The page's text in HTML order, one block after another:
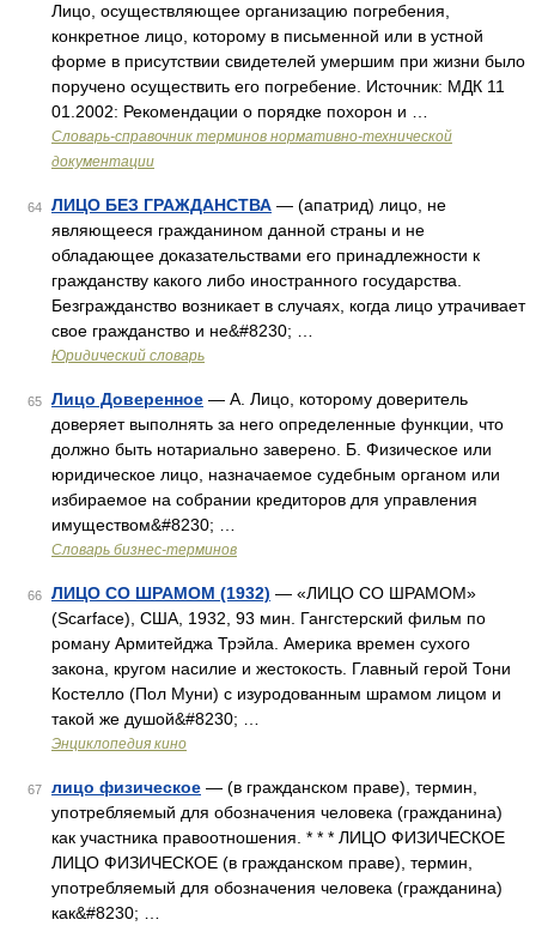
Лицо, осуществляющее организацию погребения,
конкретное лицо, которому в письменной или в устной
форме в присутствии свидетелей умершим при жизни было
поручено осуществить его погребение. Источник: МДК 11
01.2002: Рекомендации о порядке похорон и …
Словарь-справочник терминов нормативно-технической
документации
64 ЛИЦО БЕЗ ГРАЖДАНСТВА — (апатрид) лицо, не
являющееся гражданином данной страны и не
обладающее доказательствами его принадлежности к
гражданству какого либо иностранного государства.
Безгражданство возникает в случаях, когда лицо утрачивает
свое гражданство и не&#8230; …
Юридический словарь
65 Лицо Доверенное — А. Лицо, которому доверитель
доверяет выполнять за него определенные функции, что
должно быть нотариально заверено. Б. Физическое или
юридическое лицо, назначаемое судебным органом или
избираемое на собрании кредиторов для управления
имуществом&#8230; …
Словарь бизнес-терминов
66 ЛИЦО СО ШРАМОМ (1932) — «ЛИЦО СО ШРАМОМ»
(Scarface), США, 1932, 93 мин. Гангстерский фильм по
роману Армитейджа Трэйла. Америка времен сухого
закона, кругом насилие и жестокость. Главный герой Тони
Костелло (Пол Муни) с изуродованным шрамом лицом и
такой же душой&#8230; …
Энциклопедия кино
67 лицо физическое — (в гражданском праве), термин,
употребляемый для обозначения человека (гражданина)
как участника правоотношения. * * * ЛИЦО ФИЗИЧЕСКОЕ
ЛИЦО ФИЗИЧЕСКОЕ (в гражданском праве), термин,
употребляемый для обозначения человека (гражданина)
как&#8230; …